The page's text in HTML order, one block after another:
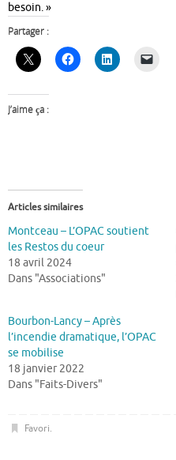
besoin. »
Partager :
J’aime ça :
Articles similaires
Montceau – L’OPAC soutient
les Restos du coeur
18 avril 2024
Dans "Associations"
Bourbon-Lancy – Après
l’incendie dramatique, l’OPAC
se mobilise
18 janvier 2022
Dans "Faits-Divers"
Favori.